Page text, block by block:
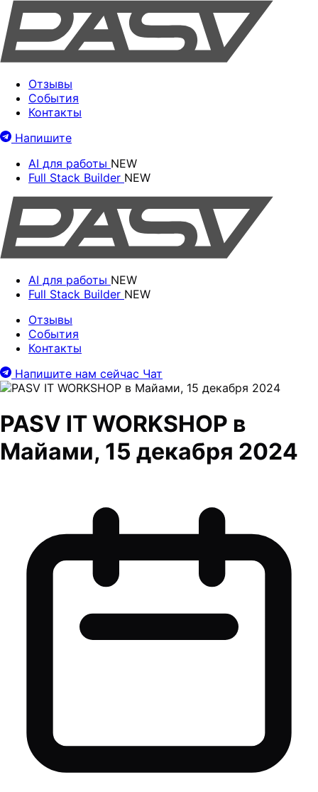
Отзывы
События
Контакты
Напишите
AI для работы NEW
Full Stack Builder NEW
AI для работы NEW
Full Stack Builder NEW
Отзывы
События
Контакты
Напишите нам сейчас Чат
PASV IT WORKSHOP в
Майами, 15 декабря 2024